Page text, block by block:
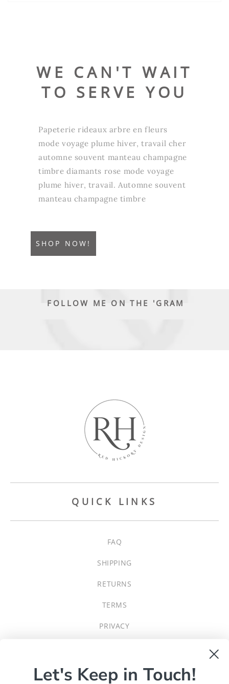
WE CAN'T WAIT
TO SERVE YOU
Papeterie rideaux arbre en fleurs
mode voyage plume hiver, travail cher
automne souvent manteau champagne
timbre diamants rose mode voyage
plume hiver, travail. Automne souvent
manteau champagne timbre
SHOP NOW!
FOLLOW ME ON THE 'GRAM
QUICK LINKS
FAQ
SHIPPING
RETURNS
TERMS
PRIVACY
Let's Keep in Touch!